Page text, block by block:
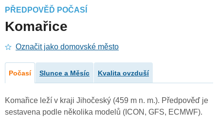
PŘEDPOVĚĎ POČASÍ
Komařice
Označit jako domovské město
Počasí Slunce a Měsíc Kvalita ovzduší
Komařice leží v kraji Jihočeský (459 m n. m.). Předpověď je
sestavena podle několika modelů (ICON, GFS, ECMWF).